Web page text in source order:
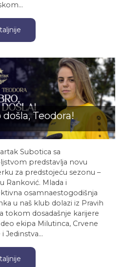
Teodora!
Subotica sa
predstavlja novu
za predstojeću sezonu –
Ranković. Mlada i
osamnaestogodišnja
u naš klub dolazi iz Pravih
tokom dosadašnje karijere
ekipa Milutinca, Crvene
i Jedinstva…